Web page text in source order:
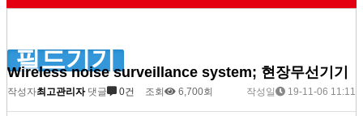
필드기기
Wireless noise surveillance system; 현장무선기기
작성자최고관리자 댓글 0건 조회 6,700회 작성일 19-11-06 11:11